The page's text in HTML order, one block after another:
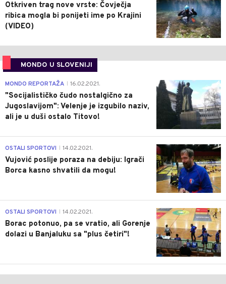
Otkriven trag nove vrste: Čovječja
ribica mogla bi ponijeti ime po Krajini
(VIDEO)
MONDO U SLOVENIJI
4
MONDO REPORTAŽA 16.02.2021.
"Socijalističko čudo nostalgično za
Jugoslavijom": Velenje je izgubilo naziv,
ali je u duši ostalo Titovo!
1
OSTALI SPORTOVI 14.02.2021.
Vujović poslije poraza na debiju: Igrači
Borca kasno shvatili da mogu!
3
OSTALI SPORTOVI 14.02.2021.
Borac potonuo, pa se vratio, ali Gorenje
dolazi u Banjaluku sa "plus četiri"!